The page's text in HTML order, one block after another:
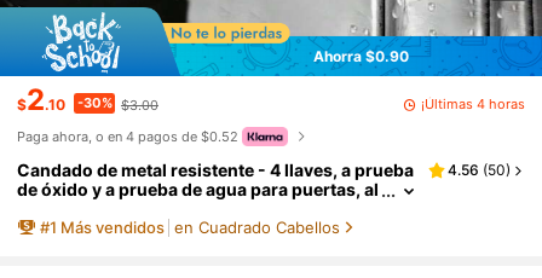
Ahorra $0.90
$2.10 -30% $3.00
¡Últimas 4 horas
Paga ahora, o en 4 pagos de $0.52
Candado de metal resistente - 4 llaves, a prueba
de óxido y a prueba de agua para puertas, al
ura y duradera)
4.56 (50)
#1 Más vendidos en Cuadrado Cabellos